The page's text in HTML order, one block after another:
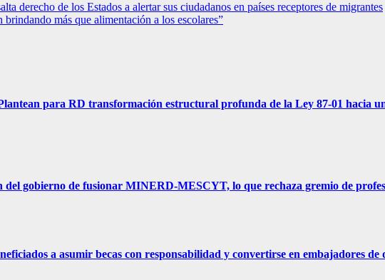
de los Estados a alertar sus ciudadanos en países receptores de migrantes
más que alimentación a los escolares”
para RD transformación estructural profunda de la Ley 87-01 hacia
gobierno de fusionar MINERD-MESCYT, lo que rechaza gremio de
a asumir becas con responsabilidad y convertirse en embajadores de